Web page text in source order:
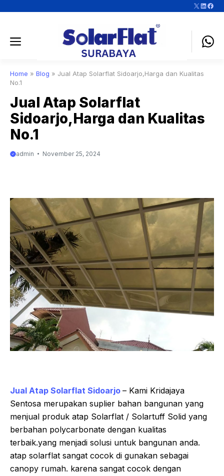
X https://
Menu
Home » Blog » Jual Atap Solarflat Sidoarjo,Harga dan Kualitas
No.1
Jual Atap Solarflat
Sidoarjo,Harga dan Kualitas
No.1
admin November 25, 2024
Jual Atap Solarflat Sidoarjo – Kami Kridajaya
Sentosa merupakan suplier bahan bangunan yang
menjual produk atap Solarflat / Solartuff Solid yang
berbahan polycarbonate dengan kualitas
terbaik.yang menjadi solusi untuk bangunan anda.
atap solarflat sangat cocok di gunakan sebagai
canopy rumah. karena sangat cocok dengan